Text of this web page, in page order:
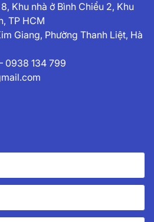
Khu nhà ở Bình Chiểu 2, Khu
TP HCM
Giang, Phường Thanh Liệt, Hà
0938 134 799